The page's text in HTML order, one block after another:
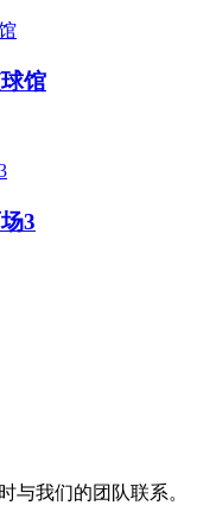
馆
3
与我们的团队联系。